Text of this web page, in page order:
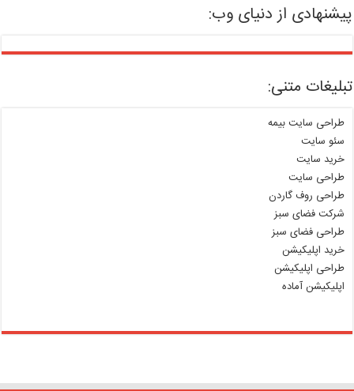
پیشنهادی از دنیای وب:
تبلیغات متنی:
طراحی سایت بیمه
سئو سایت
خرید سایت
طراحی سایت
طراحی روف گاردن
شرکت فضای سبز
طراحی فضای سبز
خرید اپلیکیشن
طراحی اپلیکیشن
اپلیکیشن آماده